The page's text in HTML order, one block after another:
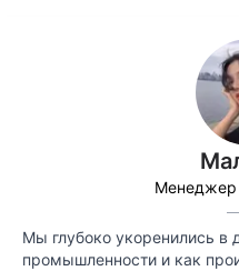
Мы глубоко укоренились
промышленности и как